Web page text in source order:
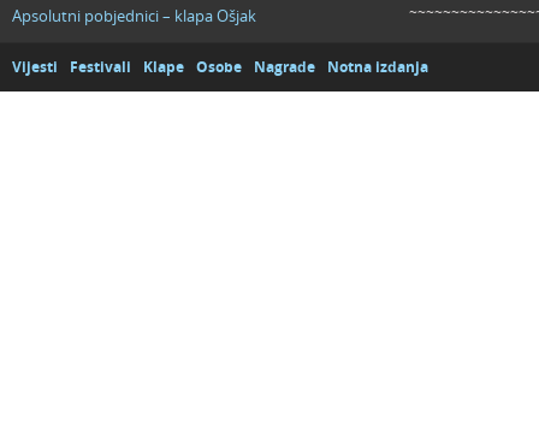
Apsolutni pobjednici – klapa Ošjak
Vijesti Festivali Klape Osobe Nagrade Notna izdanja